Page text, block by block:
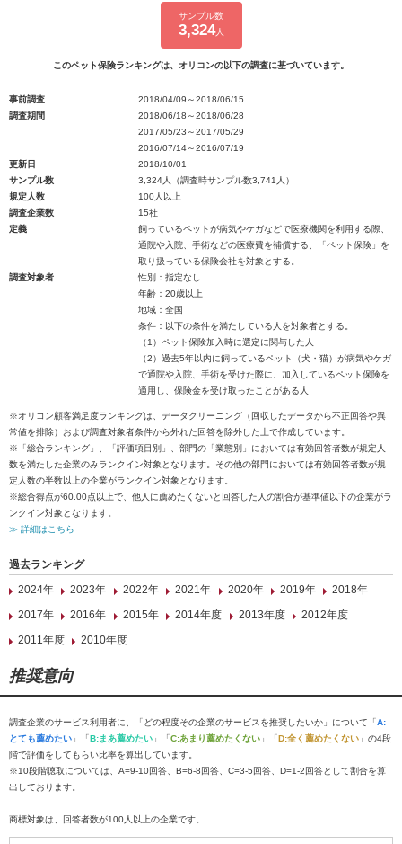
サンプル数
3,324人
このペット保険ランキングは、オリコンの以下の調査に基づいています。
事前調査
2018/04/09～2018/06/15
調査期間
2018/06/18～2018/06/28
2017/05/23～2017/05/29
2016/07/14～2016/07/19
更新日
2018/10/01
サンプル数
3,324人（調査時サンプル数3,741人）
規定人数
100人以上
調査企業数
15社
定義
飼っているペットが病気やケガなどで医療機関を利用する際、
通院や入院、手術などの医療費を補償する、「ペット保険」を
取り扱っている保険会社を対象とする。
調査対象者
性別：指定なし
年齢：20歳以上
地域：全国
条件：以下の条件を満たしている人を対象者とする。
（1）ペット保険加入時に選定に関与した人
（2）過去5年以内に飼っているペット（犬・猫）が病気やケガ
で通院や入院、手術を受けた際に、加入しているペット保険を
適用し、保険金を受け取ったことがある人
※オリコン顧客満足度ランキングは、データクリーニング（回収したデータから不正回答や異
常値を排除）および調査対象者条件から外れた回答を除外した上で作成しています。
※「総合ランキング」、「評価項目別」、部門の「業態別」においては有効回答者数が規定人
数を満たした企業のみランクイン対象となります。その他の部門においては有効回答者数が規
定人数の半数以上の企業がランクイン対象となります。
※総合得点が60.00点以上で、他人に薦めたくないと回答した人の割合が基準値以下の企業がラ
ンクイン対象となります。
≫ 詳細はこちら
過去ランキング
2024年
2023年 2022年 2021年 2020年 2019年
2018年
2017年
2016年 2015年 2014年度 2013年度
2012年度
2011年度
2010年度
推奨意向
調査企業のサービス利用者に、「どの程度その企業のサービスを推奨したいか」について「A:
とても薦めたい 」「B:まあ薦めたい 」「C:あまり薦めたくない 」「D:全く薦めたくない 」の4段
階で評価をしてもらい比率を算出しています。
※10段階聴取については、A=9-10回答、B=6-8回答、C=3-5回答、D=1-2回答として割合を算
出しております。
商標対象は、回答者数が100人以上の企業です。